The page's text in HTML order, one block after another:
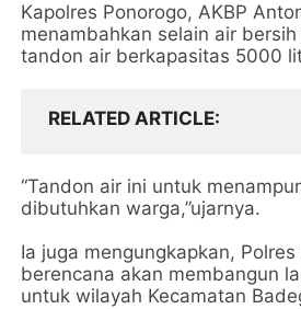
Kapolres Ponorogo, AKBP
menambahkan selain air
tandon air berkapasitas 5000
RELATED ARTICLE
“Tandon air ini untuk
dibutuhkan warga,”ujarnya.
Ia juga mengungkapkan,
berencana akan membangun
untuk wilayah Kecamatan